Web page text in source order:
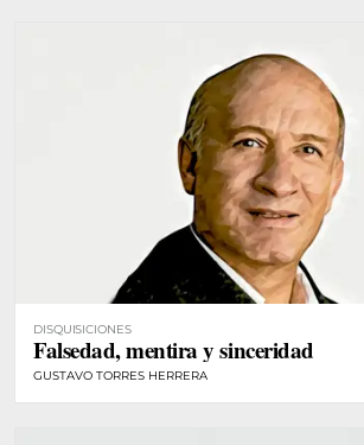
DISQUISICIONES
Falsedad, mentira y sinceridad
GUSTAVO TORRES HERRERA